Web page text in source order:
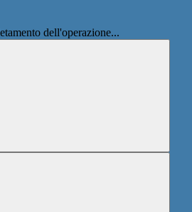
dell'operazione...